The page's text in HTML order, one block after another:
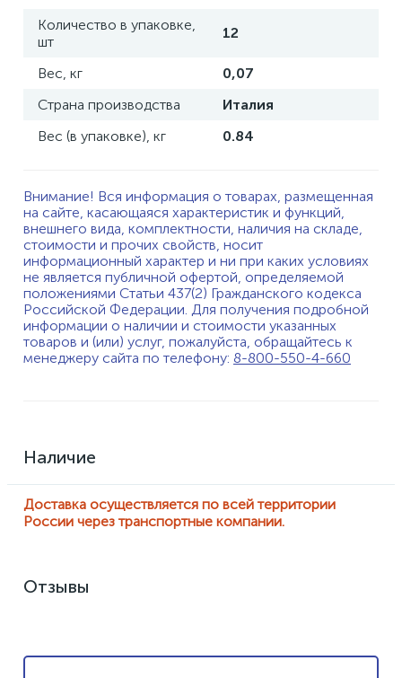
Количество в упаковке,
шт
12
Вес, кг
0,07
Страна производства
Италия
Вес (в упаковке), кг
0.84
Внимание! Вся информация о товарах, размещенная
на сайте, касающаяся характеристик и функций,
внешнего вида, комплектности, наличия на складе,
стоимости и прочих свойств, носит
информационный характер и ни при каких условиях
не является публичной офертой, определяемой
положениями Статьи 437(2) Гражданского кодекса
Российской Федерации. Для получения подробной
информации о наличии и стоимости указанных
товаров и (или) услуг, пожалуйста, обращайтесь к
менеджеру сайта по телефону: 8-800-550-4-660
Наличие
Доставка осуществляется по всей территории
России через транспортные компании.
Отзывы